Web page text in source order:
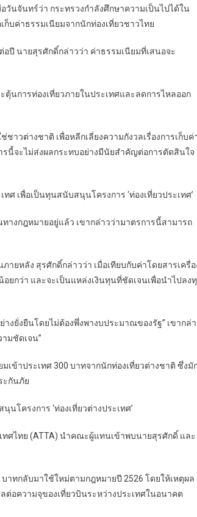
วันจันทร์ว่า กระทรวงกำลังศึกษาความเป็นไปได้ใน
ก็บค่าธรรมเนียมจากนักท่องเที่ยวชาวไทย
ปี นายสุรศักดิ์กล่าวว่า ค่าธรรมเนียมที่เสนอจะ
ตุ้นการท่องเที่ยวภายในประเทศและลดการไหลออก
าวต่างชาติ เพื่อหลีกเลี่ยงความกังวลเรื่องการเก็บค่
รนี้จะไม่ส่งผลกระทบอย่างมีนัยสำคัญต่อการตัดสินใจ
ศ เพื่อเป็นทุนสนับสนุนโครงการ ‘ท่องเที่ยวประเทศ’
างกฎหมายอยู่แล้ว เขากล่าวว่ามาตรการนี้สามารถ
ายหลัง สุรศักดิ์กล่าวว่า เมื่อเทียบกับค่าโดยสารเครื่อ
ยกว่า และจะเป็นแหล่งเงินทุนที่ชัดเจนเพื่อนำไปลง
างยั่งยืนโดยไม่ต้องพึ่งพางบประมาณของรัฐ” เขากล่
มชัดเจน”
เข้าประเทศ 300 บาทจากนักท่องเที่ยวต่างชาติ ซึ่งมั
ะกันภัย
โครงการ ‘ท่องเที่ยวต่างประเทศ’
ศไทย (ATTA) นำคณะผู้แทนเข้าพบนายสุรศักดิ์ และ
ทกลับมาใช้ใหม่ตามกฎหมายปี 2526 โดยให้เหตุผล
อความจุของเที่ยวบินระหว่างประเทศในอนาคต